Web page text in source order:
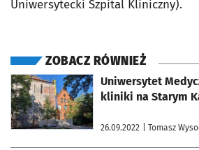
Uniwersytecki Szpital Kliniczny).
ZOBACZ RÓWNIEŻ
Uniwersytet
kliniki na Starym
26.09.2022 | Tomasz
otworzy się w nowej karcie